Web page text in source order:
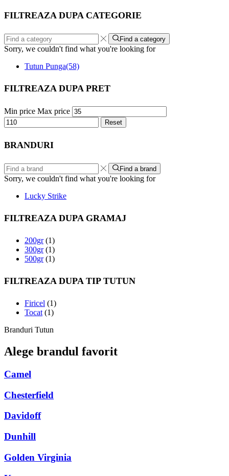
FILTREAZA DUPA CATEGORIE
Find a category
Sorry, we couldn't find what you're looking for
Tutun Punga(58)
FILTREAZA DUPA PRET
Min price Max price
Reset
BRANDURI
Find a brand
Sorry, we couldn't find what you're looking for
Lucky Strike
FILTREAZA DUPA GRAMAJ
200gr (1)
300gr (1)
500gr (1)
FILTREAZA DUPA TIP TUTUN
Firicel (1)
Tocat (1)
Branduri Tutun
Alege brandul favorit
Camel
Chesterfield
Davidoff
Dunhill
Golden Virginia